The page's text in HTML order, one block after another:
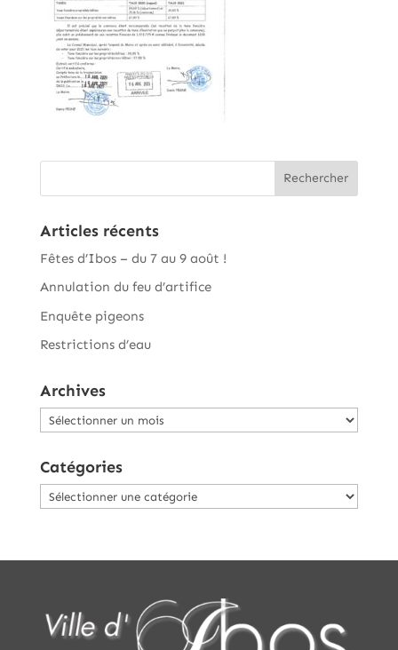
Articles récents
Fêtes d’Ibos – du 7 au 9 août !
Annulation du feu d’artifice
Enquête pigeons
Restrictions d’eau
Archives
Archives
Catégories
Catégories